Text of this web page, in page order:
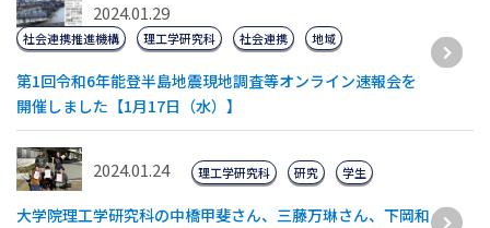
2024.01.29
第1回令和6年能登半島地震現地調査等オンライン速報会を
開催しました【1月17日（水）】
社会連携推進機構 理工学研究科 社会連携 地域
2024.01.24
大学院理工学研究科の中橋甲斐さん、三藤万琳さん、下岡和
理工学研究科 研究 学生